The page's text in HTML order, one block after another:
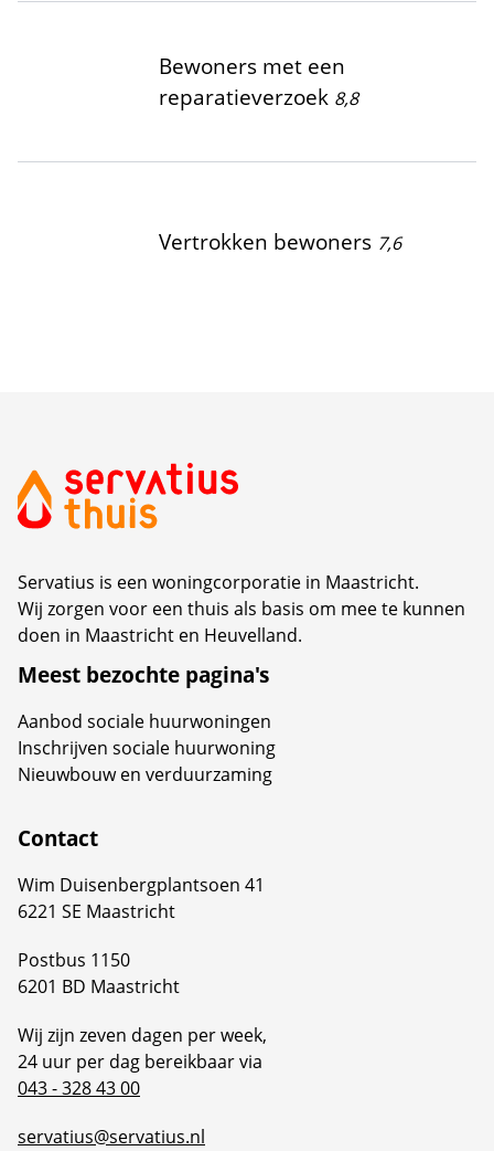
Bewoners met een
reparatieverzoek 8,8
Vertrokken bewoners 7,6
Servatius is een woningcorporatie in Maastricht.
Wij zorgen voor een thuis als basis om mee te kunnen
doen in Maastricht en Heuvelland.
Meest bezochte pagina's
Aanbod sociale huurwoningen
Inschrijven sociale huurwoning
Nieuwbouw en verduurzaming
Contact
Wim Duisenbergplantsoen 41
6221 SE Maastricht
Postbus 1150
6201 BD Maastricht
Wij zijn zeven dagen per week,
24 uur per dag bereikbaar via
043 - 328 43 00
servatius@servatius.nl